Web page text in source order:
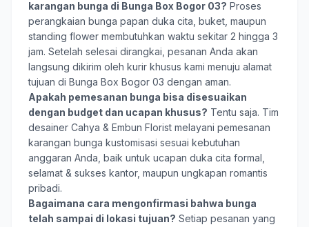
karangan bunga di Bunga Box Bogor 03? Proses
perangkaian bunga papan duka cita, buket, maupun
standing flower membutuhkan waktu sekitar 2 hingga 3
jam. Setelah selesai dirangkai, pesanan Anda akan
langsung dikirim oleh kurir khusus kami menuju alamat
tujuan di Bunga Box Bogor 03 dengan aman.
Apakah pemesanan bunga bisa disesuaikan
dengan budget dan ucapan khusus? Tentu saja. Tim
desainer Cahya & Embun Florist melayani pemesanan
karangan bunga kustomisasi sesuai kebutuhan
anggaran Anda, baik untuk ucapan duka cita formal,
selamat & sukses kantor, maupun ungkapan romantis
pribadi.
Bagaimana cara mengonfirmasi bahwa bunga
telah sampai di lokasi tujuan? Setiap pesanan yang